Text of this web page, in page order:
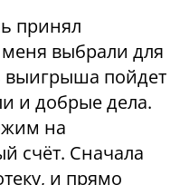
принял
выбрали для
выигрыша пойдет
и добрые дела.
на
счёт. Сначала
и прямо